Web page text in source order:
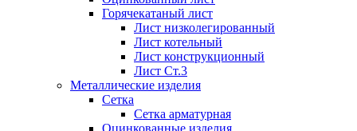
Горячекатаный лист
Лист низколегированный
Лист котельный
Лист конструкционный
Лист Ст.3
Металлические изделия
Сетка
Сетка арматурная
Оцинкованные изделия